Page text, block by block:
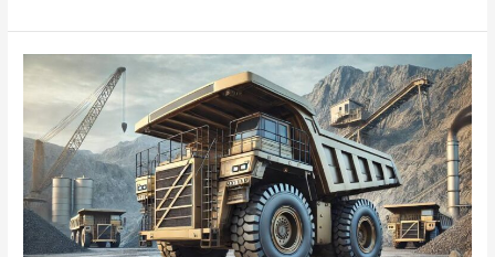
что
это
такое
и
зачем
нужна
строительстве